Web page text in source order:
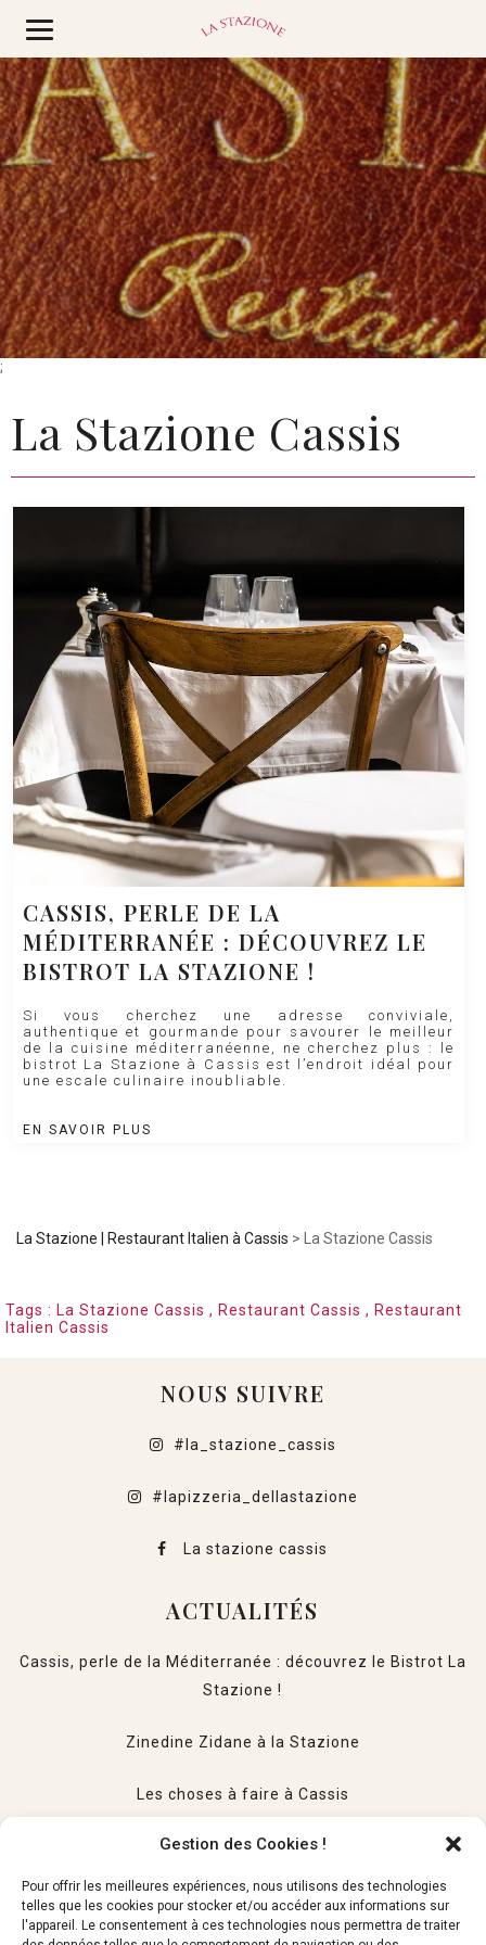
Gestion des Cookies !
Pour offrir les meilleures expériences, nous utilisons des technologies
telles que les cookies pour stocker et/ou accéder aux informations sur
l'appareil. Le consentement à ces technologies nous permettra de traiter
;
La Stazione Cassis
CASSIS, PERLE DE LA
MÉDITERRANÉE : DÉCOUVREZ LE
BISTROT LA STAZIONE !
Si vous cherchez une adresse conviviale,
authentique et gourmande pour savourer le meilleur
de la cuisine méditerranéenne, ne cherchez plus : le
bistrot La Stazione à Cassis est l’endroit idéal pour
une escale culinaire inoubliable.
EN SAVOIR PLUS
La Stazione | Restaurant Italien à Cassis > La Stazione Cassis
Tags : La Stazione Cassis , Restaurant Cassis , Restaurant
Italien Cassis
NOUS SUIVRE
#la_stazione_cassis
#lapizzeria_dellastazione
La stazione cassis
ACTUALITÉS
Cassis, perle de la Méditerranée : découvrez le Bistrot La
Stazione !
Zinedine Zidane à la Stazione
Les choses à faire à Cassis
HORAIRES
Ouvert 7j/7